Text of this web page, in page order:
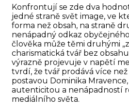
Konfrontují se zde dva
jedné straně svět image, ve
forma než obsah, na straně
nenápadný odkaz
člověka může těmi druhými
charismatická tvář bez
výrazně projevuje v napětí
tvrdí, že tvář prodává více než
postavou Dominika
autenticitou a nenápadností
mediálního světa.